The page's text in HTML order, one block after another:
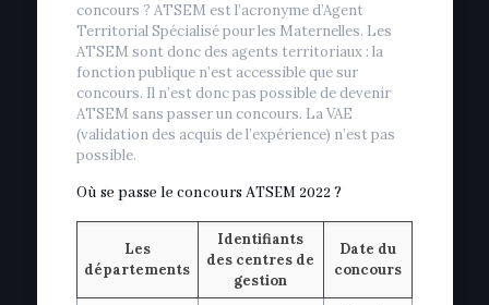
concours ? ATSEM est l’acronyme d’Agent
Territorial Spécialisé pour les Maternelles. Les
ATSEM sont donc des agents territoriaux : la
fonction publique n’est accessible que sur
concours. Il n’est donc pas possible de devenir
ATSEM sans passer un concours. La VAE
(validation des acquis de l’expérience) n’est pas
possible.
Où se passe le concours ATSEM 2022 ?
Les
départements
Identifiants
des centres de
gestion
Date du
concours